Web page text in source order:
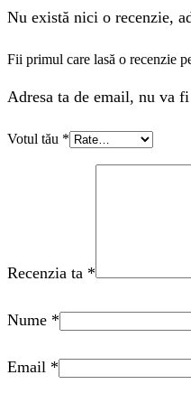
Nu există nici o recenzie,
Fii primul care lasă o recenzie
Adresa ta de email, nu va
Votul tău *
Recenzia ta *
Nume *
Email *